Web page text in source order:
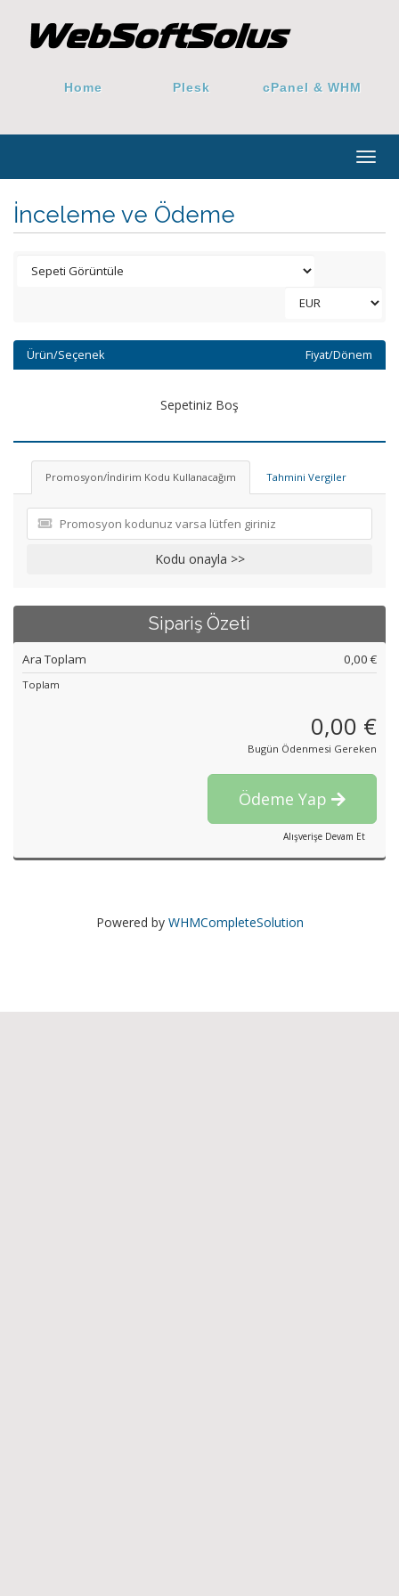
Home Plesk cPanel & WHM
İnceleme ve Ödeme
Ürün/Seçenek Fiyat/Dönem
Sepetiniz Boş
Promosyon/İndirim Kodu Kullanacağım Tahmini Vergiler
Kodu onayla >>
Sipariş Özeti
Ara Toplam 0,00 €
Toplam
0,00 €
Bugün Ödenmesi Gereken
Ödeme Yap
Alışverişe Devam Et
Powered by WHMCompleteSolution